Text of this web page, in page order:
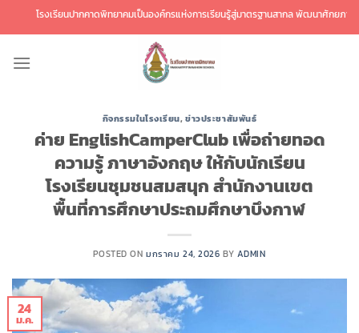
เนื้อหา
โรงเรียนปากคาดพิทยาคมเป็นองค์กรแห่งการเรียนรู้สู่มาตรฐานสากล พัฒนาศักยภาพผู้เ
กิจกรรมในโรงเรียน,ข่าวประชาสัมพันธ์
ค่าย EnglishCamperClub เพื่อถ่ายทอด
ความรู้ ภาษาอังกฤษ ให้กับนักเรียน
โรงเรียนชุมชนสมสนุก สำนักงานเขต
พื้นที่การศึกษาประถมศึกษาบึงกาฬ
POSTED ONมกราคม 24, 2026 BY ADMIN
24
ม.ค.